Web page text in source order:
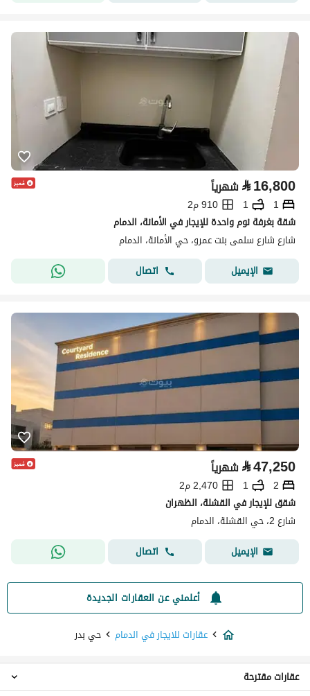
⃁16,800 شهرياً
1
1
910 م2
شقة بغرفة نوم واحدة للإيجار في الأمانة، الدمام
شارع شارع سلمى بنت عمرو، حي الأمانة، الدمام
الإيميل
اتصال
⃁47,250 شهرياً
2
1
2,470 م2
شقق للإيجار في القشلة، الظهران
شارع 2، حي القشلة، الدمام
الإيميل
اتصال
أعلمني عن العقارات الجديدة
عقارات للايجار في الدمام
حي بدر
عقارات مقترحة